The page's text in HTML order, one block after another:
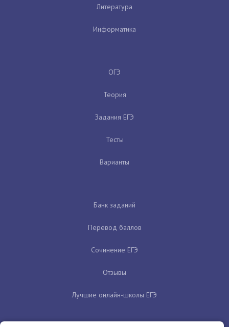
Литература
Информатика
ОГЭ
Теория
Задания ЕГЭ
Тесты
Варианты
Банк заданий
Перевод баллов
Сочинение ЕГЭ
Отзывы
Лучшие онлайн-школы ЕГЭ